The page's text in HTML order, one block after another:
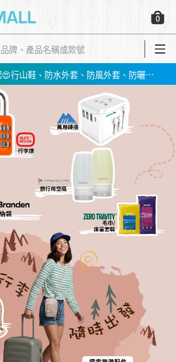
0
DOLLAR ，下次購物當！錢！洗！
冊，即享$200迎新折扣優惠!
產品低至5件；買3件再85折 ‼️🛍➡️立即買
DOLLAR ，下次購物當！錢！洗！